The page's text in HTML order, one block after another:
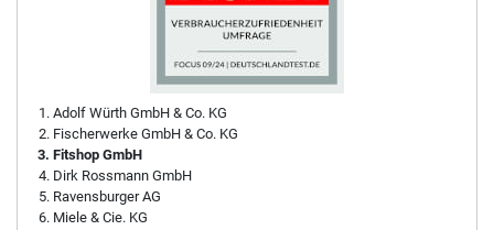
Adolf Würth GmbH & Co. KG
Fischerwerke GmbH & Co. KG
Fitshop GmbH
Dirk Rossmann GmbH
Ravensburger AG
Miele & Cie. KG